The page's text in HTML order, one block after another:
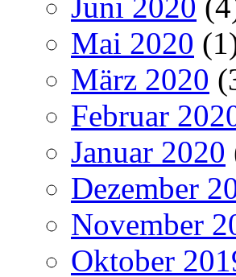
Juni 2020
Mai 2020
März 2020
Februar
Januar 2020
Dezember
November
Oktober